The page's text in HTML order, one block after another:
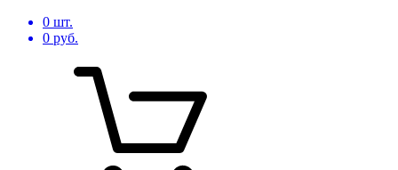
0 шт.
0 руб.